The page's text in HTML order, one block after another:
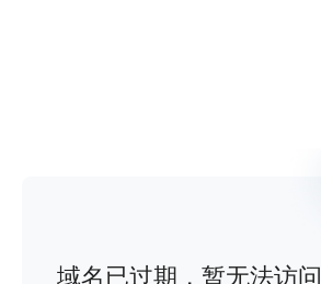
域名已过期，暂无法访问